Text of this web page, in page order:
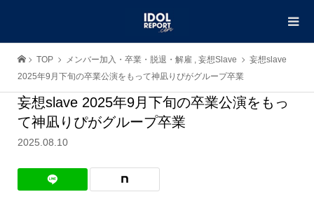
TOP メンバー加入・卒業・脱退・解雇 , 妄想Slave
妄想slave
2025年9月下旬の卒業公演をもって神凪りぴがグループ卒業
妄想slave 2025年9月下旬の卒業公演をもっ
て神凪りぴがグループ卒業
2025.08.10